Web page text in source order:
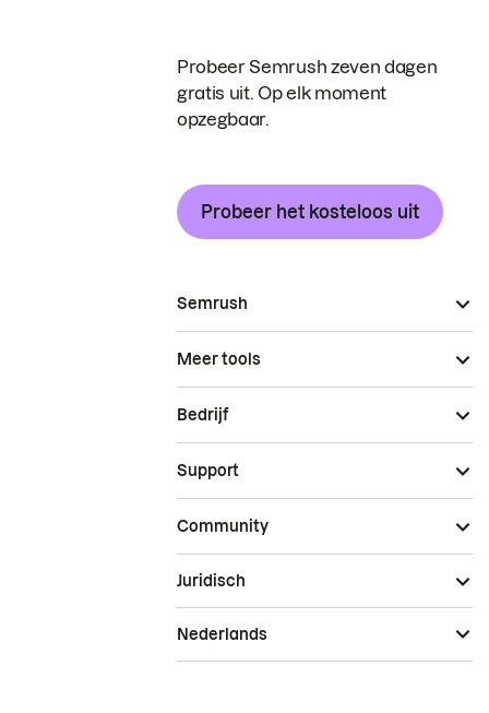
Probeer Semrush zeven dagen
gratis uit. Op elk moment
opzegbaar.
Probeer het kosteloos uit
Semrush
Meer tools
Bedrijf
Support
Community
Juridisch
Nederlands